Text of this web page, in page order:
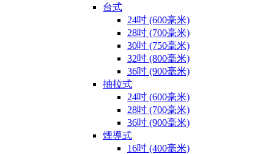
台式
24吋 (600毫米)
28吋 (700毫米)
30吋 (750毫米)
32吋 (800毫米)
36吋 (900毫米)
抽拉式
24吋 (600毫米)
28吋 (700毫米)
36吋 (900毫米)
煙導式
16吋 (400毫米)